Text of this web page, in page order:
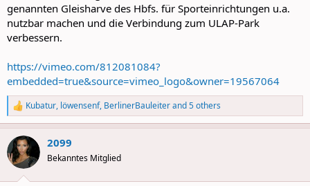
genannten Gleisharve des Hbfs. für Sporteinrichtungen u.a.
nutzbar machen und die Verbindung zum ULAP-Park
verbessern.
https://vimeo.com/812081084?
embedded=true&source=vimeo_logo&owner=19567064
R
e
a
c
t
i
Kubatur, löwensenf, BerlinerBauleiterand 5 others
2099
Bekanntes Mitglied